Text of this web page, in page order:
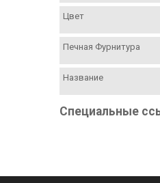
Цвет
Печная Фурнитура
Название
Специальные